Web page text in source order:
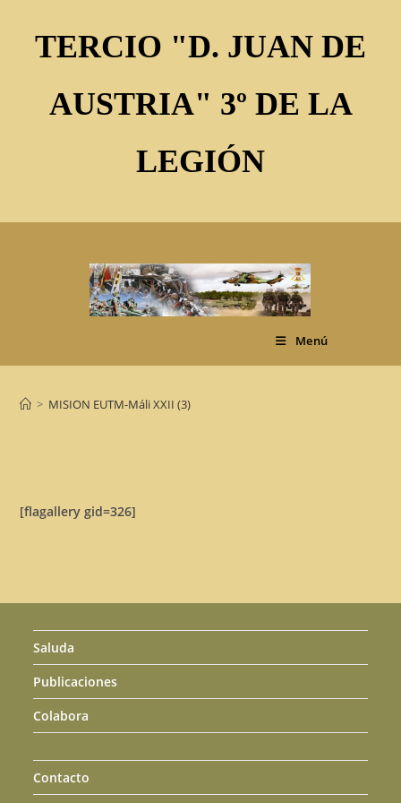
contenidoTERCIO "D. JUAN DE
AUSTRIA" 3º DE LA
LEGIÓN
Menú
> MISION EUTM-Máli XXII (3)
[flagallery gid=326]
Saluda
Publicaciones
Colabora
Contacto